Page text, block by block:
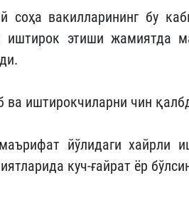
соҳа вакилларининг бу
иштирок этиши жамиятда
ва иштирокчиларни чин
йўлидаги хайрли
куч-ғайрат ёр